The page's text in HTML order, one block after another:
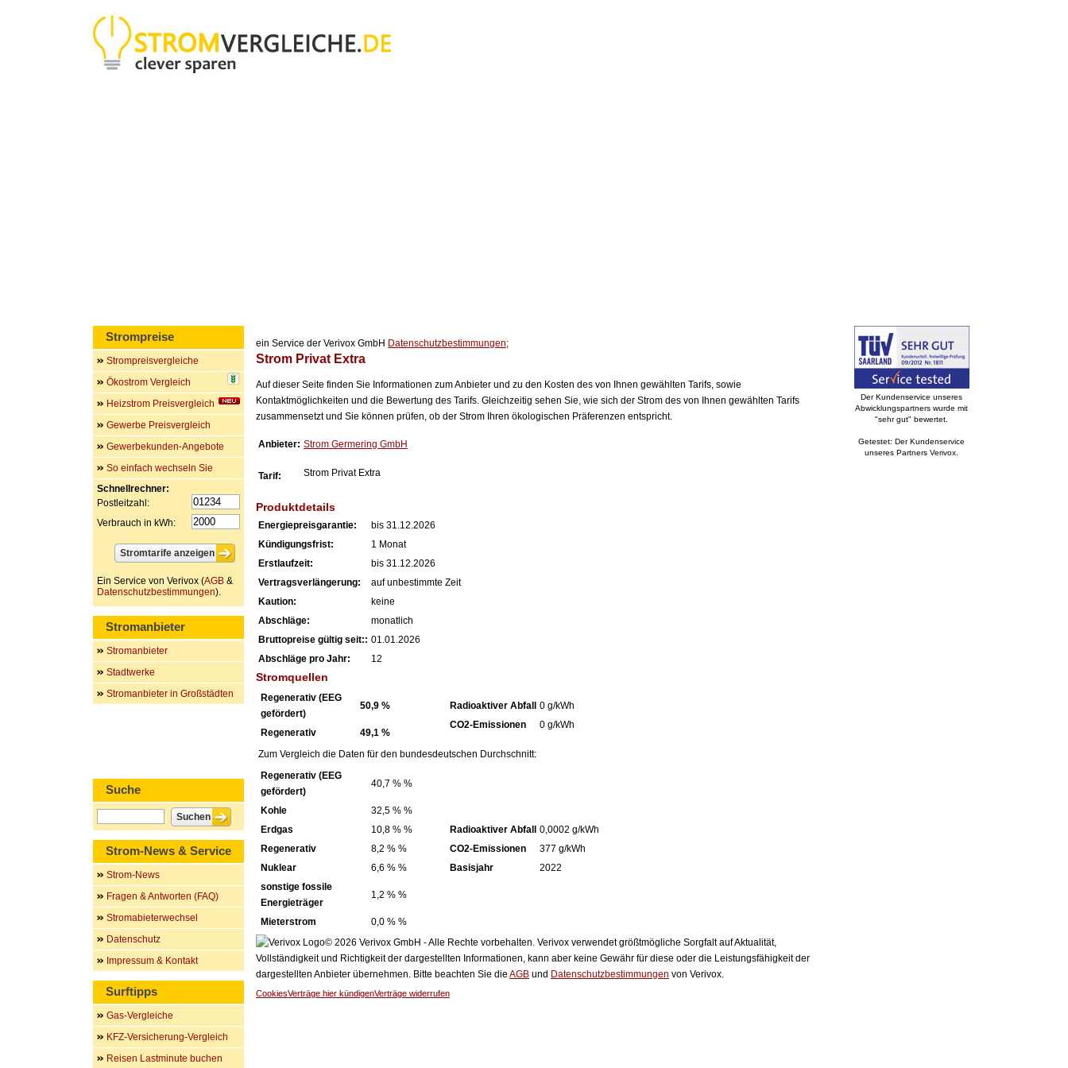
ein Service der Verivox GmbH Datenschutzbestimmungen;
Strom Privat Extra
Auf dieser Seite finden Sie Informationen zum Anbieter und zu den Kosten des von Ihnen gewählten Tarifs, sowie
Kontaktmöglichkeiten und die Bewertung des Tarifs. Gleichzeitig sehen Sie, wie sich der Strom des von Ihnen gewählten Tarifs
zusammensetzt und Sie können prüfen, ob der Strom Ihren ökologischen Präferenzen entspricht.
Anbieter: Strom Germering GmbH
Tarif: Strom Privat Extra
Produktdetails
Energiepreisgarantie:
bis 31.12.2026
Kündigungsfrist:
1 Monat
Erstlaufzeit:
bis 31.12.2026
Vertragsverlängerung:
auf unbestimmte Zeit
Kaution:
keine
Abschläge:
monatlich
Bruttopreise gültig seit:: 01.01.2026
Abschläge pro Jahr:
12
Stromquellen
Regenerativ (EEG
gefördert)
50,9 %
Regenerativ 49,1 %
Radioaktiver Abfall
0 g/kWh
CO2-Emissionen
0 g/kWh
Zum Vergleich die Daten für den bundesdeutschen Durchschnitt:
Regenerativ (EEG
gefördert)
40,7 % %
Kohle
32,5 % %
Erdgas
10,8 % %
Regenerativ
8,2 % %
Nuklear
6,6 % %
sonstige fossile
Energieträger
1,2 % %
Mieterstrom 0,0 % %
Radioaktiver Abfall
0,0002 g/kWh
CO2-Emissionen
377 g/kWh
Basisjahr
2022
© 2026 Verivox GmbH - Alle Rechte vorbehalten. Verivox verwendet größtmögliche Sorgfalt auf Aktualität,
Vollständigkeit und Richtigkeit der dargestellten Informationen, kann aber keine Gewähr für diese oder die Leistungsfähigkeit der
dargestellten Anbieter übernehmen. Bitte beachten Sie die AGB und Datenschutzbestimmungen von Verivox.
CookiesVerträge hier kündigenVerträge widerrufen
Strompreise
Strompreisvergleiche
Ökostrom Vergleich
Heizstrom Preisvergleich
Gewerbe Preisvergleich
Gewerbekunden-Angebote
So einfach wechseln Sie
Schnellrechner:
Postleitzahl:
Verbrauch in kWh:
Ein Service von Verivox (AGB &
Datenschutzbestimmungen).
Stromanbieter
Stromanbieter
Stadtwerke
Stromanbieter in Großstädten
Suche
Strom-News & Service
Strom-News
Fragen & Antworten (FAQ)
Stromabieterwechsel
Datenschutz
Impressum & Kontakt
Surftipps
Gas-Vergleiche
KFZ-Versicherung-Vergleich
Reisen Lastminute buchen
Der Kundenservice unseres
Abwicklungspartners wurde mit
"sehr gut" bewertet.
Getestet: Der Kundenservice
unseres Partners Verivox.